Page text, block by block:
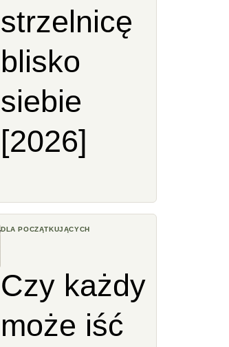
strzelnicę
blisko
siebie
[2026]
DLA POCZĄTKUJĄCYCH
Czy każdy
może iść